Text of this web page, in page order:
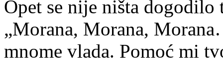
Opet se nije ništa dogodilo
„Morana, Morana,
mnome vlada. Pomoć mi